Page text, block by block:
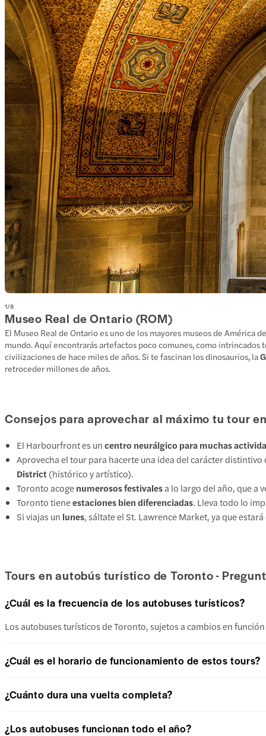
1/8
Museo Real de Ontario (ROM)
El Museo Real de Ontario es uno de los mayores museos de
mundo. Aquí encontrarás artefactos poco comunes, como intrincados
civilizaciones de hace miles de años. Si te fascinan los dinosaurios, la
retroceder millones de años.
Consejos para aprovechar al máximo tu tour
El Harbourfront es uncentro neurálgico para muchas
Aprovecha el tour para hacerte una idea del carácter
District(histórico y artístico).
Toronto acogenumerosos festivalesa lo largo del año, que a
Toronto tieneestaciones bien diferenciadas. Lleva todo lo
Si viajas un lunes, sáltate el St. Lawrence Market, ya que
Tours en autobús turístico de Toronto -
¿Cuál es la frecuencia de los autobuses turísticos?
Los autobuses turísticos de Toronto, sujetos a cambios en
¿Cuál es el horario de funcionamiento de estos tours?
¿Cuánto dura una vuelta completa?
¿Los autobuses funcionan todo el año?